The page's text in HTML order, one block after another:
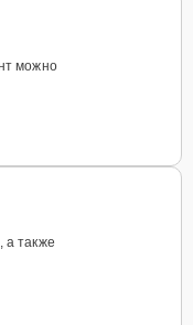
можно
а также